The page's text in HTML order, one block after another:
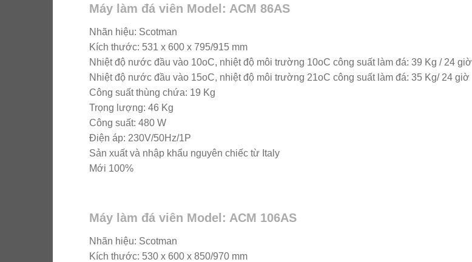
Máy làm đá viên Model: ACM 86AS
Nhãn hiệu: Scotman
Kích thước: 531 x 600 x 795/915 mm
Nhiệt độ nước đầu vào 10oC, nhiệt độ môi trường 10oC công suất làm đá: 39 Kg / 24 giờ
Nhiệt độ nước đầu vào 15oC, nhiệt độ môi trường 21oC công suất làm đá: 35 Kg/ 24 giờ
Công suất thùng chứa: 19 Kg
Trọng lượng: 46 Kg
Công suất: 480 W
Điện áp: 230V/50Hz/1P
Sản xuất và nhập khẩu nguyên chiếc từ Italy
Mới 100%
Máy làm đá viên Model: ACM 106AS
Nhãn hiệu: Scotman
Kích thước: 530 x 600 x 850/970 mm